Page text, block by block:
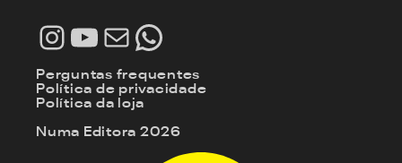
Instagram
Youtube
E-mailWhatsApp
Perguntas frequentes
Política de privacidade
Política da loja
Numa Editora 2026